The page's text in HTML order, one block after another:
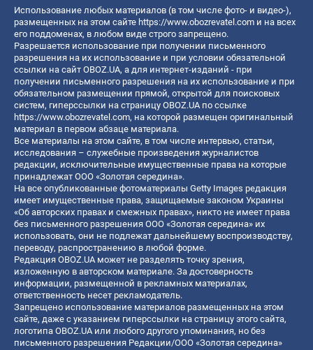
Использование любых материалов (в том числе фото- и видео-),
размещенных на этом сайте https://www.obozrevatel.com и на всех
его поддоменах, в любом виде строго запрещено.
Разрешается использование при получении письменного
разрешения на их использование и при условии обязательной
ссылки на сайт OBOZ.UA, а для интернет-изданий - при
получении письменного разрешения на их использование и при
обязательном размещении прямой, открытой для поисковых
систем, гиперссылки на страницу OBOZ.UA по ссылке
https://www.obozrevatel.com, на которой размещен оригинальный
материал в первом абзаце материала.
Все материалы на этом сайте, в том числе интервью, статьи,
исследования – служебные произведения журналистов
редакции, исключительные имущественные права на которые
принадлежат ООО «Золотая середина».
На все опубликованные фотоматериалы Getty Images редакция
имеет имущественные права, защищаемые законом Украины
«Об авторских правах и смежных правах», никто не имеет права
без письменного разрешения ООО «Золотая середина» их
использовать, они не подлежат дальнейшему воспроизводству,
переводу, распространению в любой форме.
Редакция OBOZ.UA может не разделять точку зрения,
изложенную в авторском материале. За достоверность
информации, размещенной в рекламных материалах,
ответственность несет рекламодатель.
Запрещено использование материалов размещенных на этом
сайте, даже с указанием гиперссылки на страницу этого сайта,
логотипа OBOZ.UA или любого другого упоминания, но без
письменного разрешения Редакции/ООО «Золотая середина»